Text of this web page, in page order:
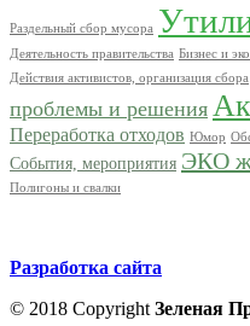
Раздельный сбор мусора
Деятельность правительства Бизнес и
Действия активистов, организация сбора
проблемы и решения
Переработка отходов Юмор
События, мероприятия ЭКО
Полигоны и свалки
Разработка сайта
© 2018 Copyright Зеленая